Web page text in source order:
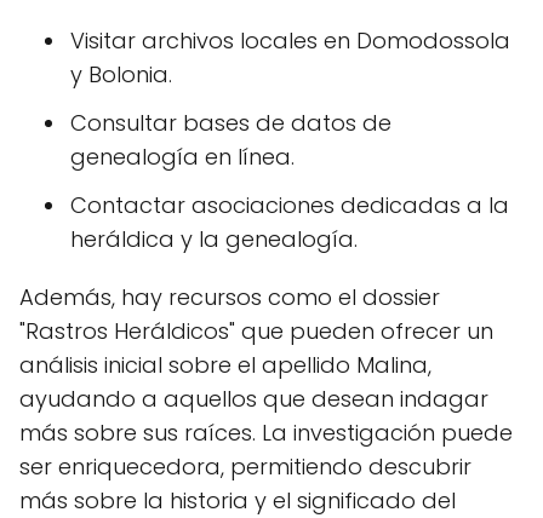
Visitar archivos locales en Domodossola
y Bolonia.
Consultar bases de datos de
genealogía en línea.
Contactar asociaciones dedicadas a la
heráldica y la genealogía.
Además, hay recursos como el dossier
"Rastros Heráldicos" que pueden ofrecer un
análisis inicial sobre el apellido Malina,
ayudando a aquellos que desean indagar
más sobre sus raíces. La investigación puede
ser enriquecedora, permitiendo descubrir
más sobre la historia y el significado del